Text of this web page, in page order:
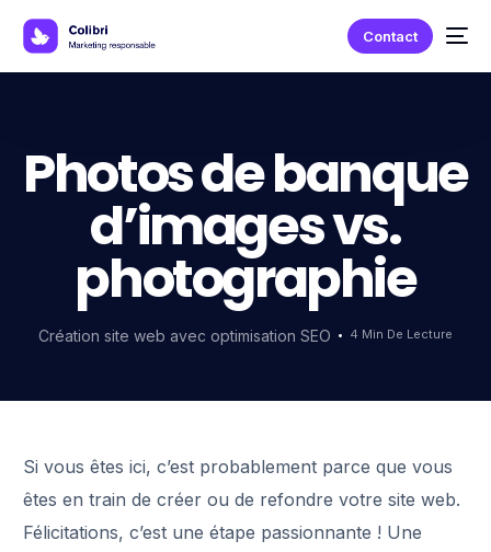
Contact
Photos de banque
d’images vs.
photographie
Création site web avec optimisation SEO 4 Min De Lecture
Si vous êtes ici, c’est probablement parce que vous
êtes en train de créer ou de refondre votre site web.
Félicitations, c’est une étape passionnante ! Une